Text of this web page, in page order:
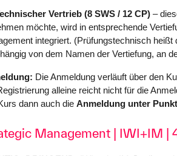
Vertrieb (8 SWS / 12 CP) –
möchte, wird in entsprechende
integriert. (Prüfungstechnisch heißt
von dem Namen der Vertiefung, an
Die Anmeldung verläuft über den
alleine reicht nicht für die
dann auch die Anmeldung unter
Management | IWI+IM |